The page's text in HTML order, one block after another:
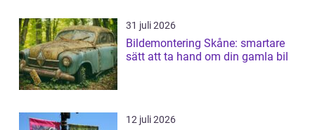
31 juli 2026
Bildemontering Skåne: smartare
sätt att ta hand om din gamla bil
12 juli 2026